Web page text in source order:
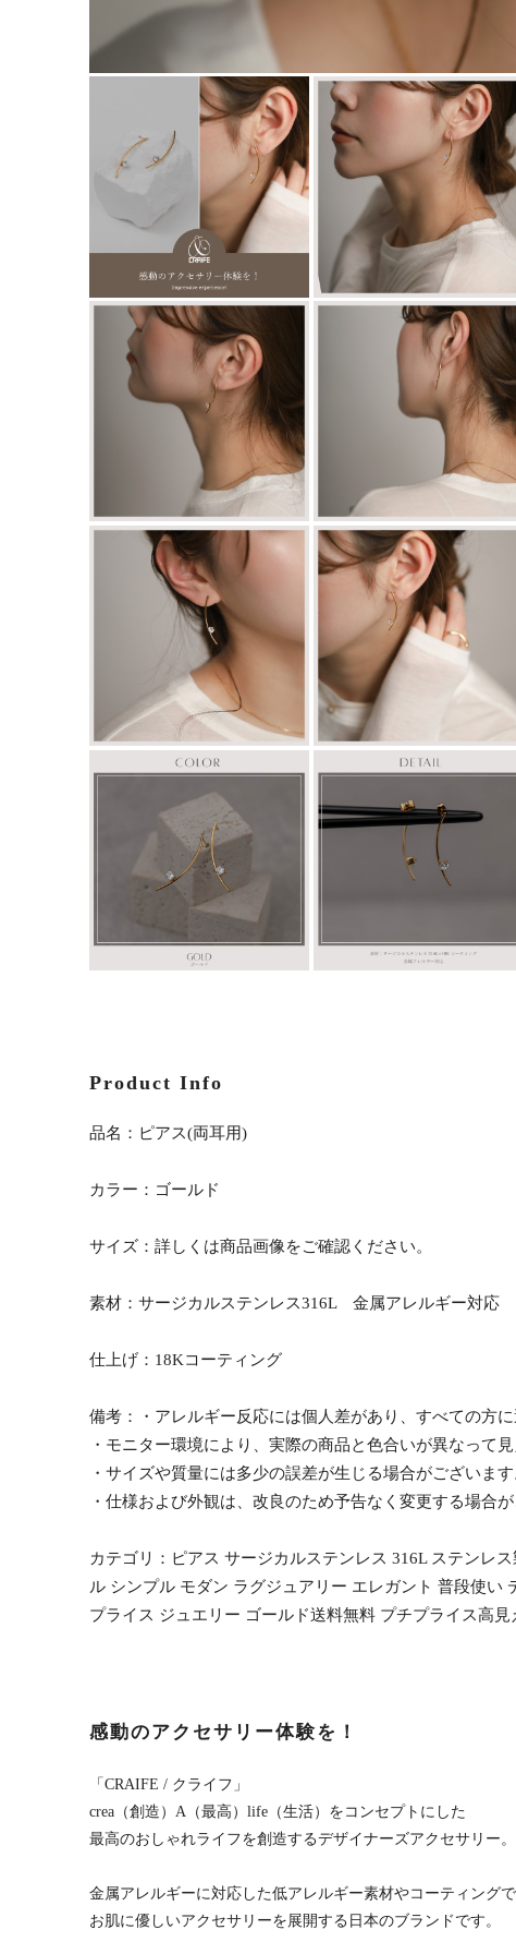
Product Info
品名：ピアス(両耳用)
カラー：ゴールド
サイズ：詳しくは商品画像をご確認ください。
素材：サージカルステンレス316L 金属アレルギー対応
仕上げ：18Kコーティング
備考：・アレルギー反応には個人差があり、すべての方
・モニター環境により、実際の商品と色合いが異なって
・サイズや質量には多少の誤差が生じる場合がございます
・仕様および外観は、改良のため予告なく変更する場合が
カテゴリ：ピアス サージカルステンレス 316L ステンレ
ル シンプル モダン ラグジュアリー エレガント 普段使い
プライス ジュエリー ゴールド送料無料 プチプライス高見
感動のアクセサリー体験を！
「CRAIFE / クライフ」
crea（創造）A（最高）life（生活）をコンセプトにした
最高のおしゃれライフを創造するデザイナーズアクセサリー。
金属アレルギーに対応した低アレルギー素材やコーティングで
お肌に優しいアクセサリーを展開する日本のブランドです。